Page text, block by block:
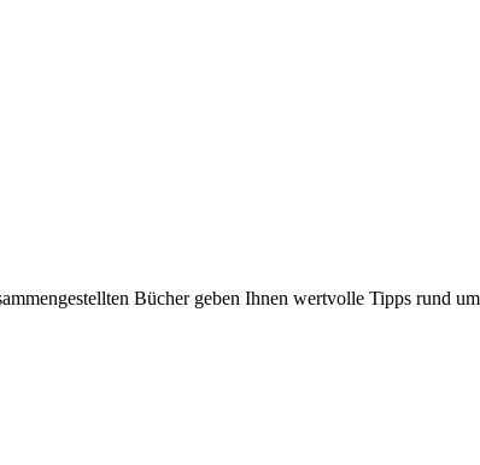
Bücher geben Ihnen wertvolle Tipps rund